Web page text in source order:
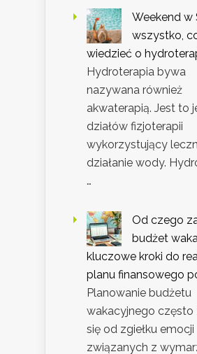
Weekend w
wszystko,
wiedzieć o
Hydroterapia bywa
nazywana również
akwaterapią. Jest to
działów fizjoterapii
wykorzystujący
działanie wody.
…
Od czego
budżet
kluczowe kroki do
planu finansowego
Planowanie budżetu
wakacyjnego często
się od zgiełku emocji
związanych z